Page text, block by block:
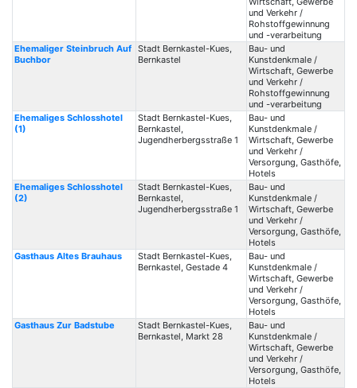
und Verkehr /
Rohstoffgewinnung
und -verarbeitung
Ehemaliger Steinbruch Auf
Buchbor
Stadt Bernkastel-Kues,
Bernkastel
Bau- und
Kunstdenkmale /
Wirtschaft, Gewerbe
und Verkehr /
Rohstoffgewinnung
und -verarbeitung
Ehemaliges Schlosshotel
(1)
Stadt Bernkastel-Kues,
Bernkastel,
Jugendherbergsstraße 1
Bau- und
Kunstdenkmale /
Wirtschaft, Gewerbe
und Verkehr /
Versorgung, Gasthöfe,
Hotels
Ehemaliges Schlosshotel
(2)
Stadt Bernkastel-Kues,
Bernkastel,
Jugendherbergsstraße 1
Bau- und
Kunstdenkmale /
Wirtschaft, Gewerbe
und Verkehr /
Versorgung, Gasthöfe,
Hotels
Gasthaus Altes Brauhaus
Stadt Bernkastel-Kues,
Bernkastel, Gestade 4
Bau- und
Kunstdenkmale /
Wirtschaft, Gewerbe
und Verkehr /
Versorgung, Gasthöfe,
Hotels
Gasthaus Zur Badstube
Stadt Bernkastel-Kues,
Bernkastel, Markt 28
Bau- und
Kunstdenkmale /
Wirtschaft, Gewerbe
und Verkehr /
Versorgung, Gasthöfe,
Hotels